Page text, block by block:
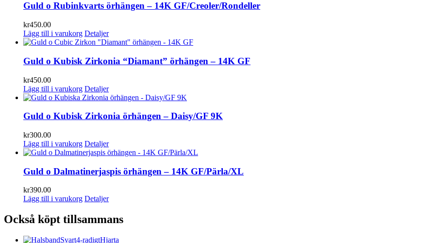
Guld o Rubinkvarts örhängen – 14K GF/Creoler/Rondeller
kr450.00
Lägg till i varukorg Detaljer
Guld o Kubisk Zirkonia “Diamant” örhängen – 14K GF
kr450.00
Lägg till i varukorg Detaljer
Guld o Kubisk Zirkonia örhängen – Daisy/GF 9K
kr300.00
Lägg till i varukorg Detaljer
Guld o Dalmatinerjaspis örhängen – 14K GF/Pärla/XL
kr390.00
Lägg till i varukorg Detaljer
Också köpt tillsammans